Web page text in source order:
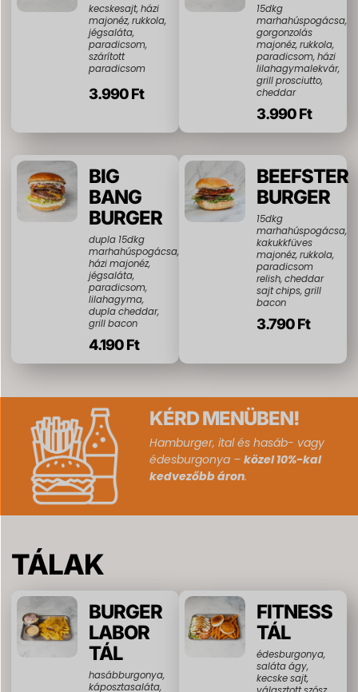
kecskesajt, házi
majonéz, rukkola,
jégsaláta,
paradicsom,
szárított
paradicsom
3.990 Ft
15dkg
marhahúspogácsa,
gorgonzolás
majonéz, rukkola,
paradicsom, házi
lilahagymalekvár,
grill prosciutto,
cheddar
3.990 Ft
BIG
BANG
BURGER
dupla 15dkg
marhahúspogácsa,
házi majonéz,
jégsaláta,
paradicsom,
lilahagyma,
dupla cheddar,
grill bacon
4.190 Ft
BEEFSTER
BURGER
15dkg
marhahúspogácsa,
kakukkfüves
majonéz, rukkola,
paradicsom
relish, cheddar
sajt chips, grill
bacon
3.790 Ft
KÉRD MENÜBEN!
Hamburger, ital és hasáb- vagy
édesburgonya – közel 10%-kal
kedvezőbb áron.
TÁLAK
BURGER
LABOR
TÁL
hasábburgonya,
káposztasaláta,
FITNESS
TÁL
édesburgonya,
saláta ágy,
kecske sajt,